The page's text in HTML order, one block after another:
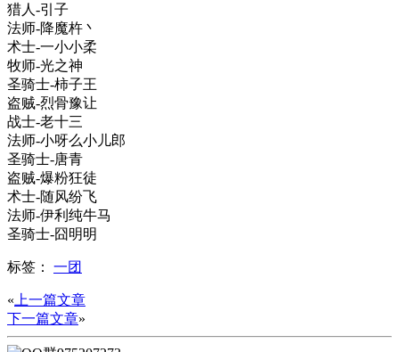
猎人-引子
法师-降魔杵丶
术士-一小小柔
牧师-光之神
圣骑士-柿子王
盗贼-烈骨豫让
战士-老十三
法师-小呀么小儿郎
圣骑士-唐青
盗贼-爆粉狂徒
术士-随风纷飞
法师-伊利纯牛马
圣骑士-囧明明
标签： 一团
« 上一篇文章
下一篇文章»